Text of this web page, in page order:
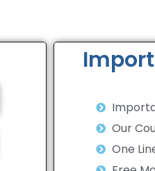
Our
One